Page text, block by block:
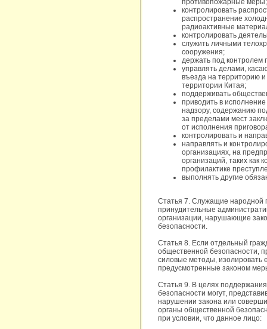
противопожарные меры;
контролировать
распространение
радиоактивные
контролировать
служить личными
сооружения;
держать под контролем
управлять делами,
въезда на территорию
территории Китая;
поддерживать
приводить в
надзору, содержанию
за пределами мест
от исполнения
контролировать и
направлять и
организациях, на
организаций, таких как
профилактике
выполнять другие
Статья 7. Служащие народной
принудительные
организации, нарушающие
безопасности.
Статья 8. Если отдельный
общественной безопасности,
силовые методы, изолировать
предусмотренные законом
Статья 9. В целях
безопасности могут,
нарушении закона или
органы общественной
при условии, что данное лицо: